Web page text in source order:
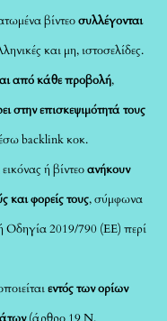
βίντεοσυλλέγονται
και μη, ιστοσελίδες.
από κάθε προβολή,
στην επισκεψιμότητά τους
backlink κοκ.
ή βίντεοανήκουν
και φορείς τους, σύμφωνα
Οδηγία 2019/790 (ΕΕ) περί
εντός των ορίων